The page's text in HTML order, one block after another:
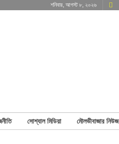
শনিবার, আগস্ট ৮, ২০২৬
সোশ্যাল মিডিয়া মৌলভীবাজার নিউজ